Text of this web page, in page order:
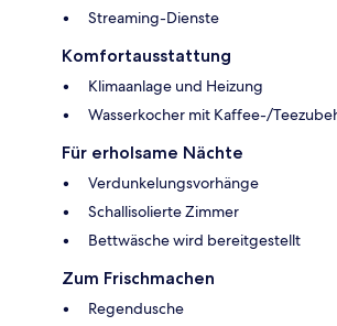
Streaming-Dienste
Komfortausstattung
Klimaanlage und Heizung
Wasserkocher mit Kaffee-/
Für erholsame Nächte
Verdunkelungsvorhänge
Schallisolierte Zimmer
Bettwäsche wird bereitgestellt
Zum Frischmachen
Regendusche